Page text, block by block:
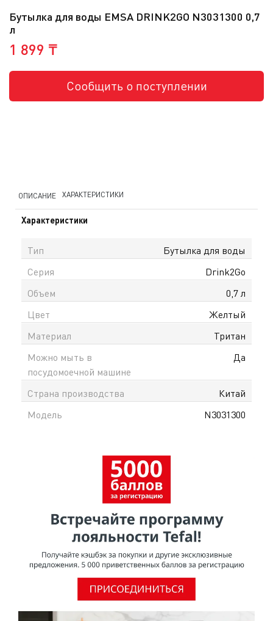
Бутылка для воды EMSA DRINK2GO N3031300 0,7
л
1 899 ₸
Сообщить о поступлении
ОПИСАНИЕ ХАРАКТЕРИСТИКИ
Характеристики
Тип
Бутылка для воды
Серия
Drink2Go
Объем
0,7 л
Цвет
Желтый
Материал
Тритан
Можно мыть в
посудомоечной машине
Да
Страна производства
Китай
Модель
N3031300